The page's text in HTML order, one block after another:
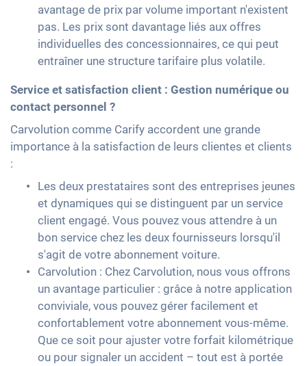
avantage de prix par volume important n'existent
pas. Les prix sont davantage liés aux offres
individuelles des concessionnaires, ce qui peut
entraîner une structure tarifaire plus volatile.
Service et satisfaction client : Gestion numérique ou
contact personnel ?
Carvolution comme Carify accordent une grande
importance à la satisfaction de leurs clientes et clients
:
Les deux prestataires sont des entreprises jeunes
et dynamiques qui se distinguent par un service
client engagé. Vous pouvez vous attendre à un
bon service chez les deux fournisseurs lorsqu'il
s'agit de votre abonnement voiture.
Carvolution : Chez Carvolution, nous vous offrons
un avantage particulier : grâce à notre application
conviviale, vous pouvez gérer facilement et
confortablement votre abonnement vous-même.
Que ce soit pour ajuster votre forfait kilométrique
ou pour signaler un accident – tout est à portée